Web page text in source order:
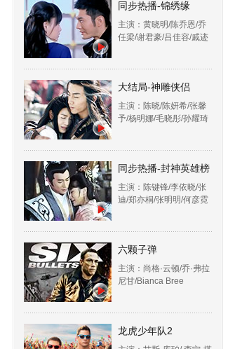
同步热播-锦绣缘
主演：黄晓明/陈乔恩/乔
任梁/谢君豪/吕佳容/戚迹
大结局-神雕侠侣
主演：陈晓/陈妍希/张馨
予/杨明娜/毛晓彤/孙耀琦
同步热播-封神英雄榜
主演：陈键锋/李依晓/张
迪/郑亦桐/张明明/何彦霓
六颗子弹
主演：尚格·云顿/乔·弗拉
尼甘/Bianca Bree
龙虎少年队2